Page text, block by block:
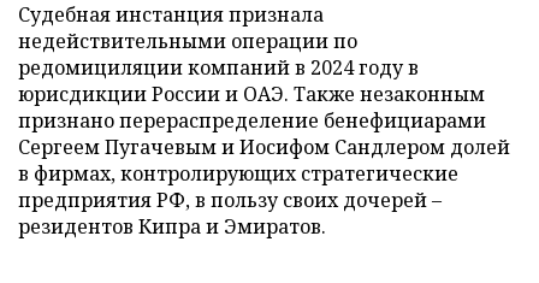
Судебная инстанция признала
недействительными операции по
редомициляции компаний в 2024 году в
юрисдикции России и ОАЭ. Также незаконным
признано перераспределение бенефициарами
Сергеем Пугачевым и Иосифом Сандлером долей
в фирмах, контролирующих стратегические
предприятия РФ, в пользу своих дочерей –
резидентов Кипра и Эмиратов.